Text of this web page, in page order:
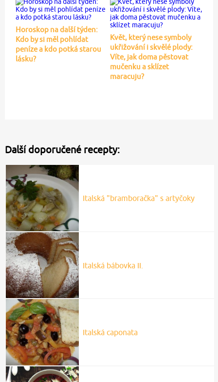
Horoskop na další týden:
Kdo by si měl pohlídat
peníze a kdo potká starou
lásku?
Květ, který nese symboly
ukřižování i skvělé plody:
Víte, jak doma pěstovat
mučenku a sklízet
maracuju?
Další doporučené recepty:
Italská "bramboračka" s artyčoky
Italská bábovka II.
Italská caponata